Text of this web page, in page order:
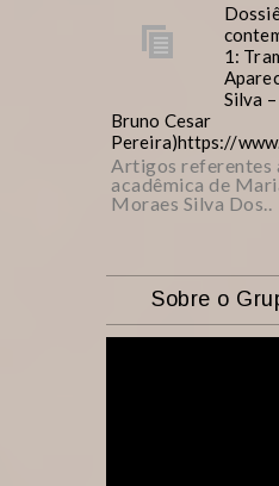
1:
Silva
Bruno Cesar
Pereira)https://
Artigos referentes
acadêmica de
Moraes Silva Dos..
Sobre o